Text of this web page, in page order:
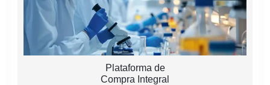
Plataforma de
Compra Integral